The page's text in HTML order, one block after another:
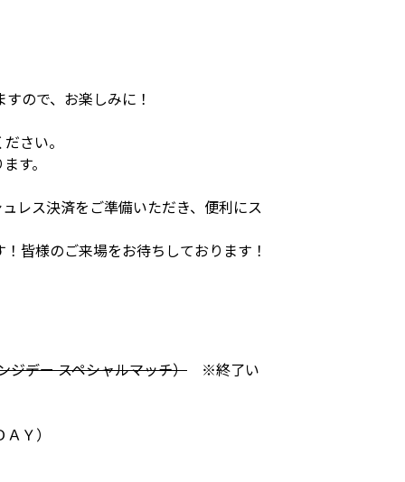
ので、お楽しみに！
さい。
す。
レス決済をご準備いただき、便利にス
皆様のご来場をお待ちしております！
デー スペシャルマッチ） ※終了い
Ｙ）